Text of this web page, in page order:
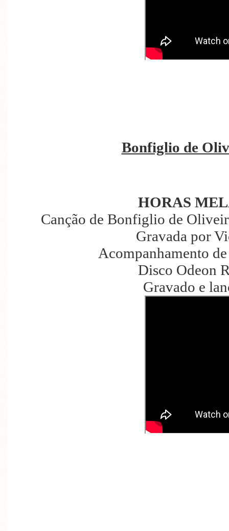
Bonfiglio de
HORAS
Canção de Bonfiglio de
Gravada por
Acompanhamento
Disco Odeon
Gravado e